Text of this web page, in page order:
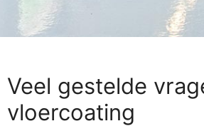
Veel gestelde
vloercoating